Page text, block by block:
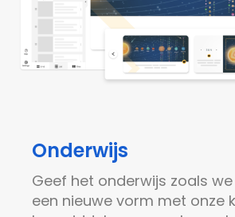
Onderwijs
Geef het onderwijs zoals
een nieuwe vorm met onze